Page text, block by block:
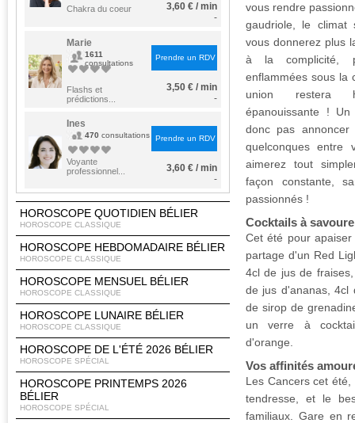
Chakra du coeur
3,60 € / min
-
Marie
1611
consultations
Flashs et
prédictions...
Prendre un RDV
3,50 € / min
-
Ines
470 consultations
Voyante
professionnel...
Prendre un RDV
3,60 € / min
-
HOROSCOPE QUOTIDIEN BÉLIER
HOROSCOPE CLASSIQUE
HOROSCOPE HEBDOMADAIRE BÉLIER
HOROSCOPE CLASSIQUE
HOROSCOPE MENSUEL BÉLIER
HOROSCOPE CLASSIQUE
HOROSCOPE LUNAIRE BÉLIER
HOROSCOPE CLASSIQUE
HOROSCOPE DE L'ÉTÉ 2026 BÉLIER
HOROSCOPE SPÉCIAL
HOROSCOPE PRINTEMPS 2026
BÉLIER
HOROSCOPE SPÉCIAL
vous rendre
gaudriole, le
vous donnerez plus
à la complicité,
enflammées sous la
union restera
épanouissante !
donc pas
quelconques entre
aimerez tout
façon constante,
passionnés !
Cocktails à
Cet été pour
partage d'un Red
4cl de jus de
de jus d'ananas,
de sirop de
un verre à
d'orange.
Vos affinités
Les Cancers cet
tendresse, et le
familiaux. Gare en